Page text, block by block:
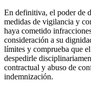
En definitiva, el poder de
medidas de vigilancia y
haya cometido
consideración a su
límites y comprueba que
despedirle
contractual y abuso de
indemnización.